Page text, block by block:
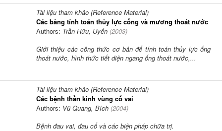
Tài liệu tham khảo (Reference Material)
Các bảng tính toán thủy lực cống và mương thoát nước
Authors: Trần Hữu, Uyển (2003)
Giới thiệu các công thức cơ bản để tính toán thủy lực ống
thoát nước, hình thức tiết diện ngang ống thoát nước,...
Tài liệu tham khảo (Reference Material)
Các bệnh thần kinh vùng cổ vai
Authors: Vũ Quang, Bích (2004)
Bệnh đau vai, đau cổ và các biện pháp chữa trị.